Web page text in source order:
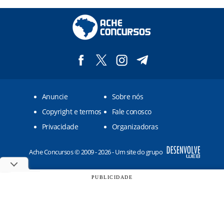
Anuncie
Sobre nós
Copyright e termos
Fale conosco
Privacidade
Organizadoras
Ache Concursos © 2009 - 2026 - Um site do grupo
PUBLICIDADE